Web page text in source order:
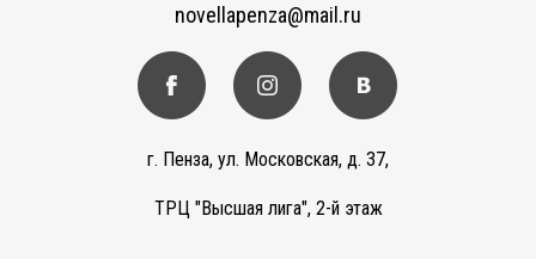
novellapenza@mail.ru
г. Пенза, ул. Московская, д. 37,
ТРЦ "Высшая лига", 2-й этаж